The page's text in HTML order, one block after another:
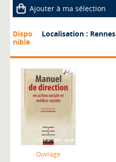
Ajouter à ma sélection
Dispo
nible
Localisation : Rennes
Ouvrage